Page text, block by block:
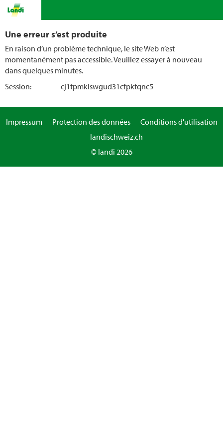
Une erreur s’est produite
En raison d’un problème technique, le site Web n’est
momentanément pas accessible. Veuillez essayer à nouveau
dans quelques minutes.
Session:
cj1tpmklswgud31cfpktqnc5
Impressum Protection des données
Conditions d'utilisation
landischweiz.ch
© landi 2026